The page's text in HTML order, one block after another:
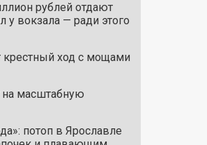
рублей отдают
у вокзала — ради этого
крестный ход с мощами
на масштабную
потоп в Ярославле